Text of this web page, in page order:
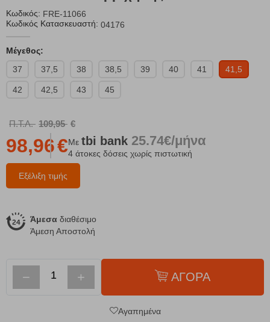
Κωδικός: FRE-11066
Κωδικός Κατασκευαστή: 04176
Μέγεθος:
37
37,5 38 38,5 39 40 41 41,5
42 42,5 43 45
Π.Τ.Λ. 109,95 €
Εξέλιξη τιμής
98,96€Με tbi bank 25.74€/μήνα
4 άτοκες δόσεις χωρίς πιστωτική
Άμεσα διαθέσιμο
Άμεση Αποστολή
− + ΑΓΟΡΑ
Αγαπημένα